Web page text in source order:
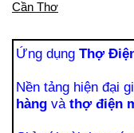
Cần Thơ
Ứng dụngThợ
Nền tảng hiện đại
hàng vàthợ điện